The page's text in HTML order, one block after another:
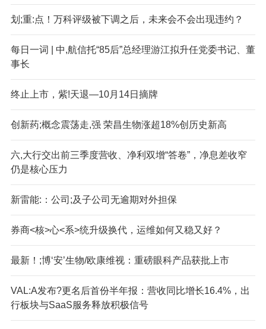
划;重:点！万科评级被下调之后，未来会不会出现违约？
每日一词 | 中,航信托“85后”总经理游江拟升任党委书记、董
事长
终止上市，紫!天退—10月14日摘牌
创新药;概念震荡走,强 荣昌生物涨超18%创历史新高
六,大行交出前三季度营收、净利双增“答卷”，净息差收窄
仍是核心压力
新雷能:：公司;及子公司无逾期对外担保
券商<核>心<系>统升级换代，运维如何又稳又好？
最新！;博‘安’生物/欧康维视：重磅眼科产品获批上市
VAL:A发布?更名后首份半年报：营收同比增长16.4%，出
行板块与SaaS服务释放积极信号